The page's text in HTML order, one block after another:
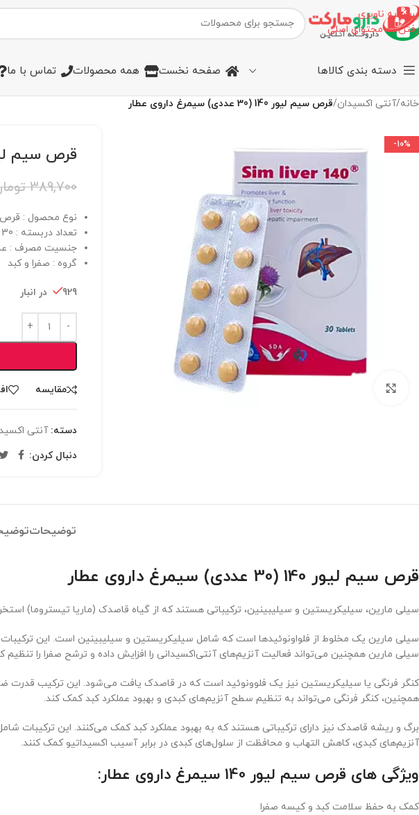
پرش به ناوبری
رفتن به محتوای اصلی
دسته بندی کالاها صفحه نخست همه محصولات تماس با ما
خانه/آنتی اکسیدان/قرص سیم لیور 140 (30 عددی) سیمرغ داروی عطار
-10% قرص سیم لیور 140 (30 عددی) سیمرغ
389,700
نوع محصول : قرص
تعداد دربسته : 30 عدد
جنسیت مصرف :
گروه : صفرا و کبد
929 در انبار
مقایسه
دسته: آنتی
دنبال کردن:
توضیحات
قرص سیم لیور 140 (30 عددی) سیمرغ داروی عطار
سیلی مارین، سیلیکریستین و سیلیبینین، ترکیباتی هستند که از گیاه قاصدک (ماریا تیستروما)
سیلی مارین یک مخلوط از فلواونوئیدها است که شامل سیلیکریستین و سیلیبینین است. این
سیلی مارین همچنین می‌تواند فعالیت آنزیم‌های آنتی‌اکسیدانی را افزایش داده و ترشح صفرا را
کنگر فرنگی یا سیلیکریستین نیز یک فلوونوئید است که در قاصدک یافت می‌شود. این ترکیب قدرت
همچنین، کنگر فرنگی می‌تواند به تنظیم سطح آنزیم‌های کبدی و بهبود عملکرد کبد کمک کند.
برگ و ریشه قاصدک نیز دارای ترکیباتی هستند که به بهبود عملکرد کبد کمک می‌کنند. این ترکیبات
آنزیم‌های کبدی، کاهش التهاب و محافظت از سلول‌های کبدی در برابر آسیب اکسیداتیو کمک کنند.
ویژگی های قرص سیم لیور 140 سیمرغ داروی عطار:
کمک به حفظ سلامت کبد و کیسه صفرا